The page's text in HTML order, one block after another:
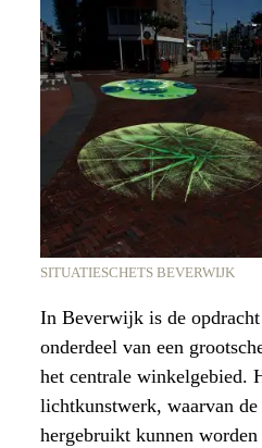
SITUATIESCHETS BEVERWIJK
In Beverwijk is de
onderdeel van een
het centrale winkelgebied.
lichtkunstwerk, waarvan
hergebruikt kunnen